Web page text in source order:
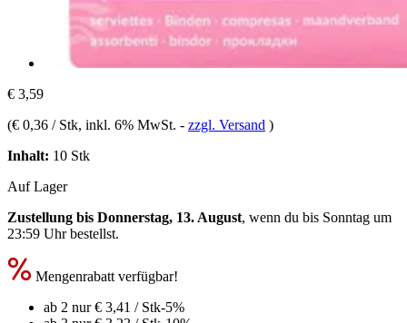
€ 3,59
(€ 0,36 / Stk, inkl. 6% MwSt. - zzgl. Versand )
Inhalt: 10 Stk
Auf Lager
Zustellung bis Donnerstag, 13. August, wenn du bis Sonntag um
23:59 Uhrbestellst.
Mengenrabatt verfügbar!
ab 2 nur€ 3,41 / Stk-5%